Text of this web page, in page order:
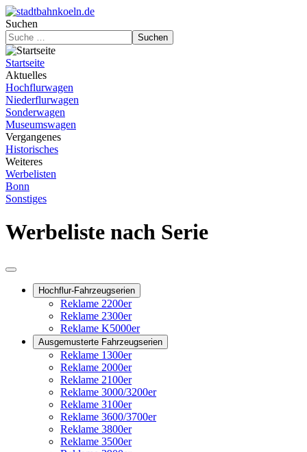
Suchen
Suchen
Startseite
Aktuelles
Hochflurwagen
Niederflurwagen
Sonderwagen
Museumswagen
Vergangenes
Historisches
Weiteres
Werbelisten
Bonn
Sonstiges
Werbeliste nach Serie
Hochflur-Fahrzeugserien
Reklame 2200er
Reklame 2300er
Reklame K5000er
Ausgemusterte Fahrzeugserien
Reklame 1300er
Reklame 2000er
Reklame 2100er
Reklame 3000/3200er
Reklame 3100er
Reklame 3600/3700er
Reklame 3800er
Reklame 3500er